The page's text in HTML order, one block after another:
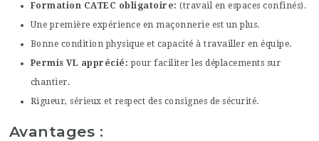
Formation CATEC obligatoire
(travail en espaces confinés).
Une première expérience en maçonnerie est un plus.
Bonne condition physique et capacité à travailler en équipe.
Permis VL apprécié
pour faciliter les déplacements sur
chantier.
Rigueur, sérieux et respect des consignes de sécurité.
Avantages :